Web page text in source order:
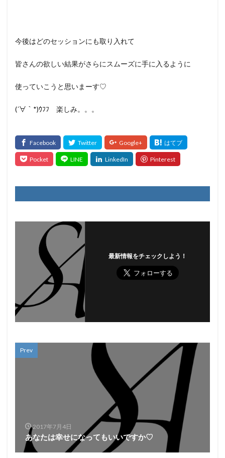
今後はどのセッションにも取り入れて
皆さんの欲しい結果がさらにスムーズに手に入るように
使っていこうと思いまーす♡
(´∀｀*)ｳﾌﾌ 楽しみ。。。
最新情報をチェックしよう！
Prev
2017年7月4日
あなたは幸せになってもいいですか♡